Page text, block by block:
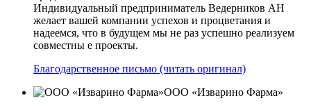
Индивидуальный предприниматель Ведерников АН
желает вашей компании успехов и процветания и
надеемся, что в будущем мы не раз успешно реализуем
совместны е проекты.
Благодарственное письмо (читать оригинал)
ООО «Изварино Фарма»